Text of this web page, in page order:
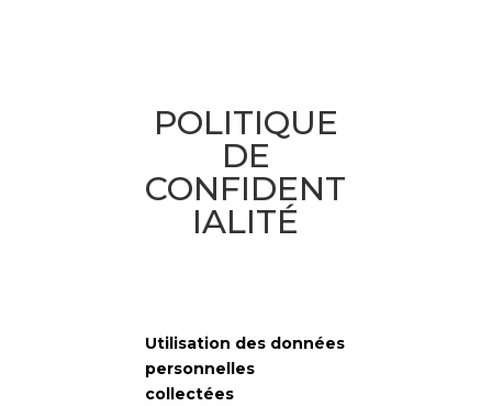
POLITIQUE
DE
CONFIDENT
IALITÉ
Utilisation des données
personnelles
collectées